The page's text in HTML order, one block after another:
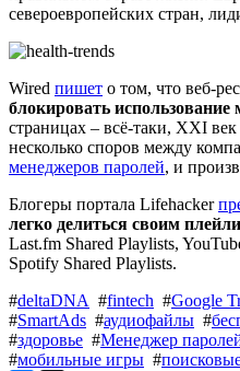
североевропейских стран,
Wired пишет о том, что веб-
блокировать использование
страницах – всё-таки, XXI
несколько споров между
менеджеров паролей, и
Блогеры портала Lifehacker
легко делиться своим
Last.fm Shared Playlists,
Spotify Shared Playlists.
#deltaDNA #fintech #Google
#SmartAds #аудиофайлы #
#здоровье #Менеджер
#мобильные игры #